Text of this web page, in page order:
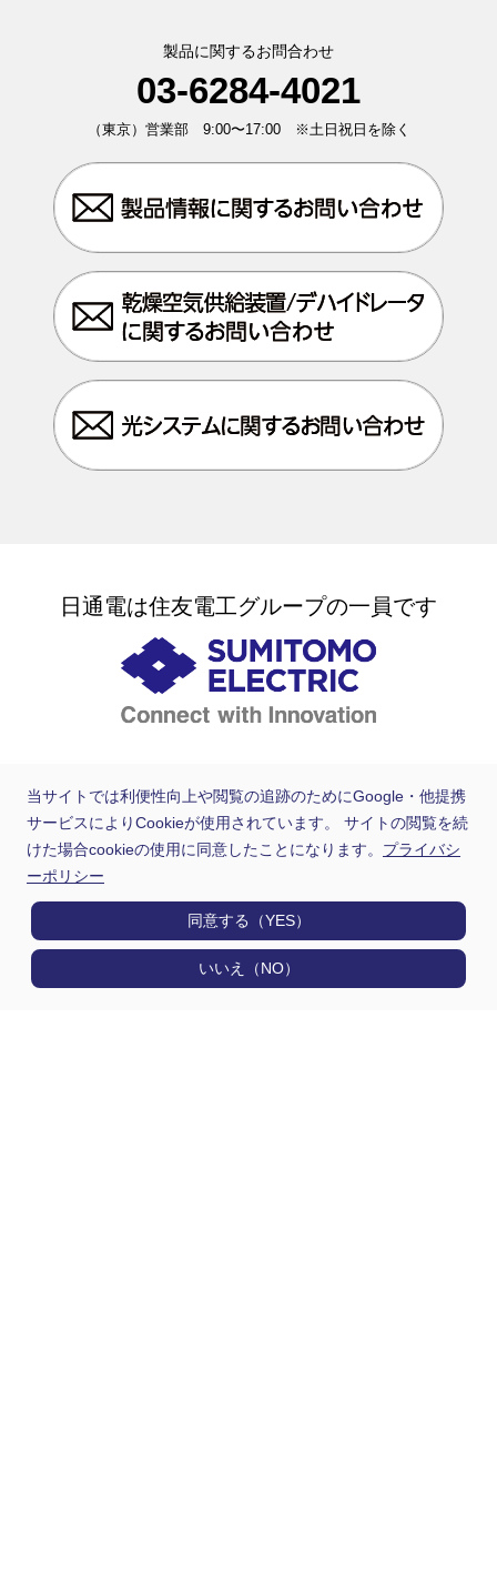
当サイトでは利便性向上や閲覧の追跡のためにGoogle・他提携
サービスによりCookieが使用されています。 サイトの閲覧を続
けた場合cookieの使用に同意したことになります。 プライバシ
ーポリシー
いいえ（NO）
同意する（YES）
製品に関するお問合わせ
03-6284-4021
（東京）営業部 9:00〜17:00 ※土日祝日を除く
日通電は住友電工グループの一員です
製品情報